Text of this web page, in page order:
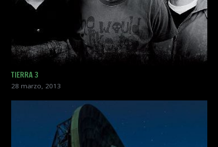
TIERRA 3
28 marzo, 2013